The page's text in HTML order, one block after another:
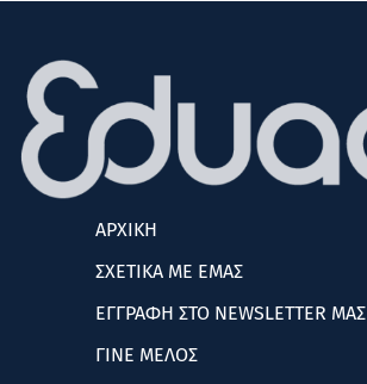
ΑΡΧΙΚΗ
ΣΧΕΤΙΚΑ ΜΕ ΕΜΑΣ
ΕΓΓΡΑΦΗ ΣΤΟ NEWSLETTER ΜΑΣ
ΓΙΝΕ ΜΕΛΟΣ